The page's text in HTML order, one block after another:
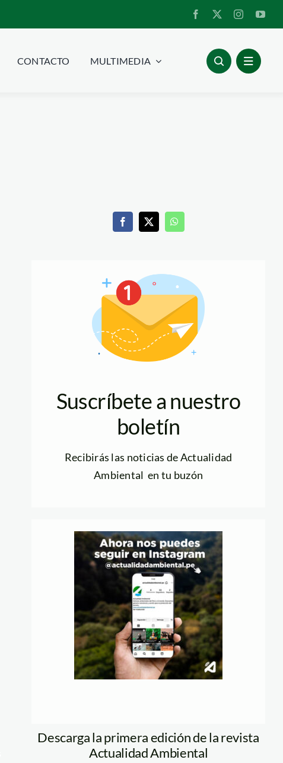
CONTACTO MULTIMEDIA
Suscríbete a nuestro
boletín
Recibirás las noticias de Actualidad
Ambiental en tu buzón
Descarga la primera edición de la revista
Actualidad Ambiental